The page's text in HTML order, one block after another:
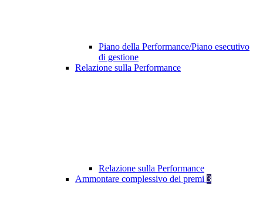
Piano della Performance/Piano esecutivo
di gestione
Relazione sulla Performance
Relazione sulla Performance
Ammontare complessivo dei premi 3